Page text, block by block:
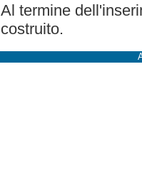
Al termine
costruito.